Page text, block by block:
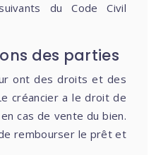
du Code Civil
des parties
ont des droits et des
créancier a le droit de
cas de vente du bien.
rembourser le prêt et